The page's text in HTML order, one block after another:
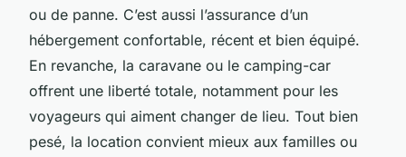
ou de panne. C’est aussi l’assurance d’un
hébergement confortable, récent et bien équipé.
En revanche, la caravane ou le camping-car
offrent une liberté totale, notamment pour les
voyageurs qui aiment changer de lieu. Tout bien
pesé, la location convient mieux aux familles ou